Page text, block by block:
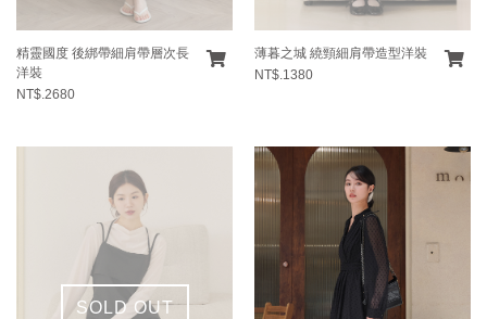
精靈國度 後綁帶細肩帶層次長
洋裝
NT$.2680
薄暮之城 繞頸細肩帶造型洋裝
NT$.1380
SOLD OUT